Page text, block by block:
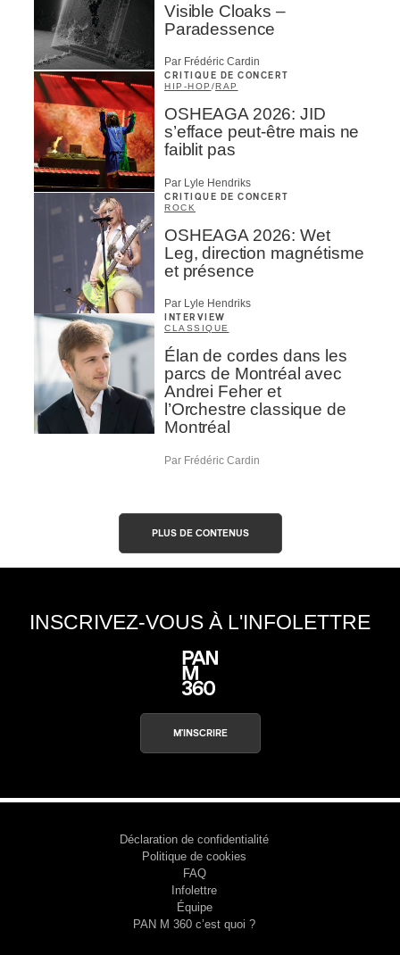
Visible Cloaks –
Paradessence
Par Frédéric Cardin
CRITIQUE DE CONCERT
HIP-HOP /RAP
OSHEAGA 2026: JID
s’efface peut-être mais ne
faiblit pas
Par Lyle Hendriks
CRITIQUE DE CONCERT
ROCK
OSHEAGA 2026: Wet
Leg, direction magnétisme
et présence
Par Lyle Hendriks
INTERVIEW
CLASSIQUE
Élan de cordes dans les
parcs de Montréal avec
Andrei Feher et
l’Orchestre classique de
Montréal
Par Frédéric Cardin
PLUS DE CONTENUS
INSCRIVEZ-VOUS À L'INFOLETTRE
M'INSCRIRE
Déclaration de confidentialité
Politique de cookies
FAQ
Infolettre
Équipe
PAN M 360 c’est quoi ?